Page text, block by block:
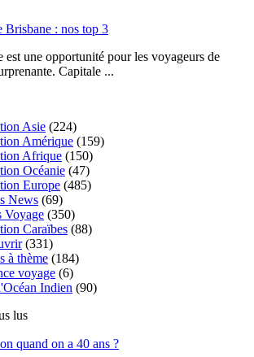
Brisbane : nos top 3
est une opportunité pour les voyageurs de
Capitale ...
Asie (224)
Amérique (159)
Afrique (150)
Océanie (47)
Europe (485)
News (69)
Voyage (350)
Caraïbes (88)
(331)
à thème (184)
voyage (6)
Indien (90)
lus
quand on a 40 ans ?